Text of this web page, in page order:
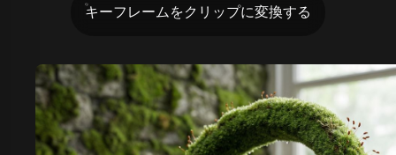
キーフレームをクリップに変換する